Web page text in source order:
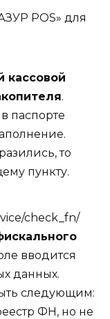
POS» для
кассовой
.
паспорте
то
пункту.
check_fn/
вводится
данных.
следующим:
ФН, но не